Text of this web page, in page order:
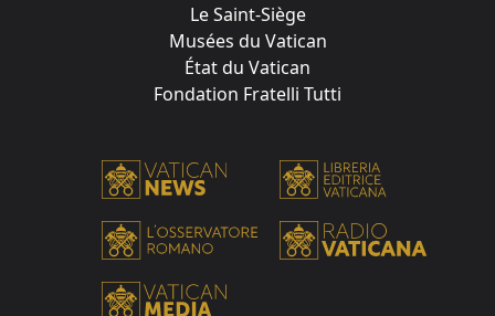
Le Saint-Siège
Musées du Vatican
État du Vatican
Fondation Fratelli Tutti